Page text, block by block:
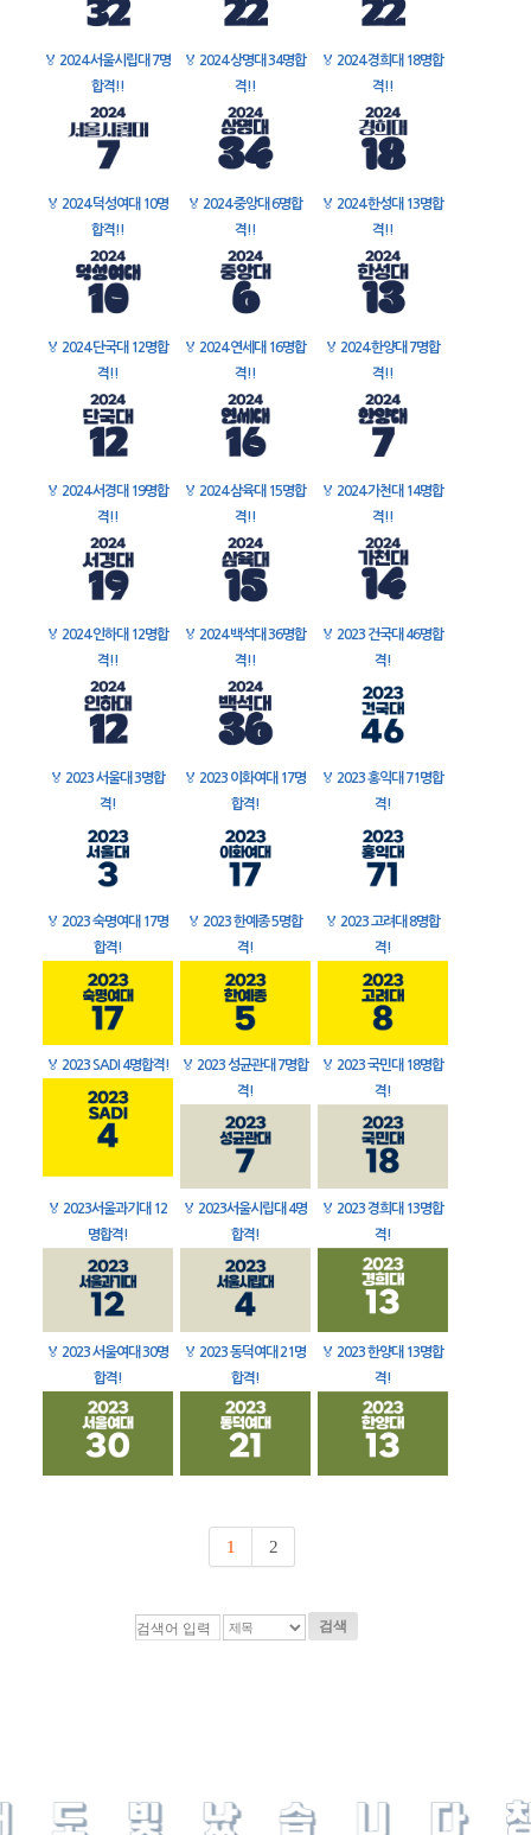
🏅 2024 서울시립대 7명
합격!!
🏅 2024 상명대 34명합
격!!
🏅 2024 경희대 18명합
격!!
🏅 2024 덕성여대 10명
합격!!
🏅 2024 중앙대 6명합
격!!
🏅 2024 한성대 13명합
격!!
🏅 2024 단국대 12명합
격!!
🏅 2024 연세대 16명합
격!!
🏅 2024 한양대 7명합
격!!
🏅 2024 서경대 19명합
격!!
🏅 2024 삼육대 15명합
격!!
🏅 2024 가천대 14명합
격!!
🏅 2024 인하대 12명합
격!!
🏅 2024 백석대 36명합
격!!
🏅 2023 건국대 46명합
격!
🏅 2023 서울대 3명합
격!
🏅 2023 이화여대 17명
합격!
🏅 2023 홍익대 71명합
격!
🏅 2023 숙명여대 17명
합격!
🏅 2023 한예종 5명합
격!
🏅 2023 고려대 8명합
격!
🏅 2023 SADI 4명합격! 🏅 2023 성균관대 7명합
격!
🏅 2023 국민대 18명합
격!
🏅 2023서울과기대 12
명합격!
🏅 2023서울시립대 4명
합격!
🏅 2023 경희대 13명합
격!
🏅 2023 서울여대 30명
합격!
🏅 2023 동덕여대 21명
합격!
🏅 2023 한양대 13명합
격!
1 2
검색